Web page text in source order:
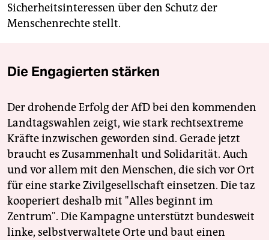
Sicherheitsinteressen über den Schutz der
Menschenrechte stellt.
Die Engagierten stärken
Der drohende Erfolg der AfD bei den kommenden
Landtagswahlen zeigt, wie stark rechtsextreme
Kräfte inzwischen geworden sind. Gerade jetzt
braucht es Zusammenhalt und Solidarität. Auch
und vor allem mit den Menschen, die sich vor Ort
für eine starke Zivilgesellschaft einsetzen. Die taz
kooperiert deshalb mit "Alles beginnt im
Zentrum". Die Kampagne unterstützt bundesweit
linke, selbstverwaltete Orte und baut einen